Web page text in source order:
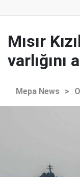
Mısır
varlığını
Mepa News >